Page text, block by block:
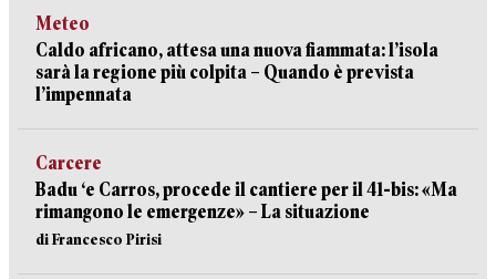
Meteo
Caldo africano, attesa una nuova fiammata: l’isola
sarà la regione più colpita – Quando è prevista
l’impennata
Carcere
Badu ‘e Carros, procede il cantiere per il 41-bis: «Ma
rimangono le emergenze» – La situazione
di Francesco Pirisi